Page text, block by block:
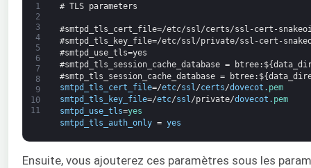
1
2
3
4
5
6
7
8
9
10
11
# TLS parameters
#smtpd_tls_cert_file=/etc/ssl/certs/ssl-cert-
#smtpd_tls_key_file=/etc/ssl/private/ssl-cert-
#smtpd_use_tls=yes
#smtpd_tls_session_cache_database =
#smtp_tls_session_cache_database =
smtpd_tls_cert_file=/etc/ssl/certs/dovecot . pem
smtpd_tls_key_file=/etc/ssl/private/dovecot . pem
smtpd_use_tls=yes
smtpd_tls_auth_only = yes
Ensuite, vous ajouterez ces paramètres sous les